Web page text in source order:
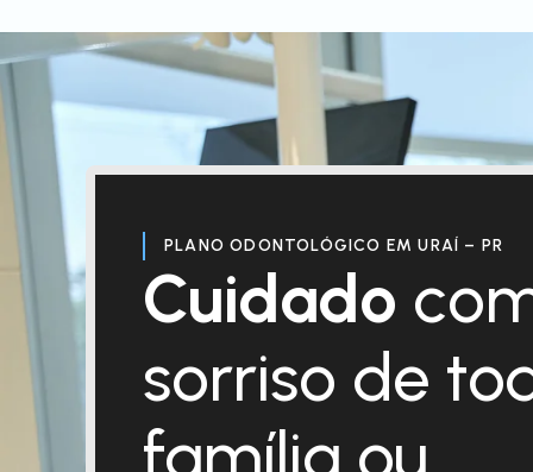
PLANO ODONTOLÓGICO EM URAÍ – PR
Cuidado
sorriso de
família ou